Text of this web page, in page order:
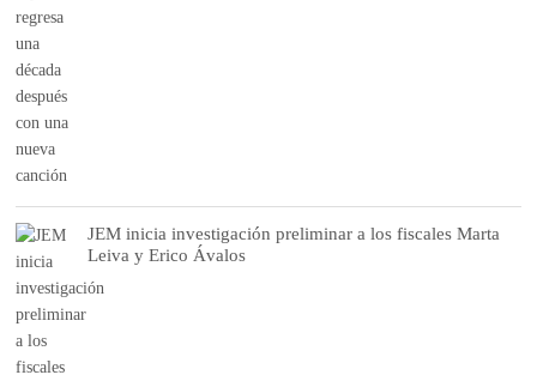
JEM inicia investigación preliminar a los fiscales Marta
Leiva y Erico Ávalos